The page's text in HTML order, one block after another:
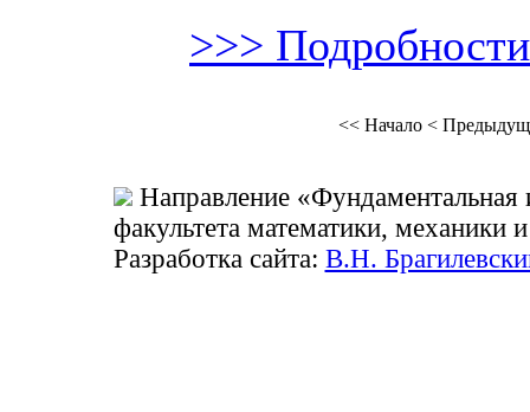
>>> Подробности
<< Начало<
Направление
факультета математики,
Разработка сайта: В.Н.